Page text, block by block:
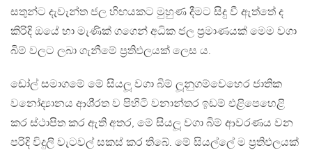
සතුන්ට දැවැන්ත ජල හිඟයකට මුහුණ දීමට සිදු වී ඇත්තේ ද
කිරිදි ඔයේ හා මැණික් ගගෙන් අධික ජල ප‍්‍රමාණයක් මෙම වගා
බිම් වලට ලබා ගැනීමේ ප‍්‍රතිඵලයක් ලෙස ය.
ඩෝල් සමාගමේ මේ සියලූ වගා බිම් ලූනුගම්වෙහෙර ජාතික
වනෝද්‍යානය ආශි‍්‍රත ව පිහිටි වනාන්තර ඉඩම් එළිපෙහෙළි
කර ස්ථාපිත කර ඇති අතර, මේ සියලූ වගා බිම් ආවරණය වන
පරිදි විදුලි වැටවල් සකස් කර තිබේ. මේ සියල්ලේ ම ප‍්‍රතිඵලයක්